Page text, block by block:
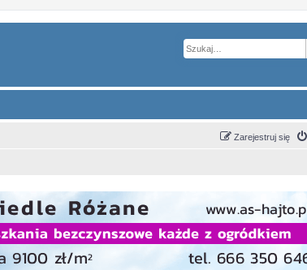
Zarejestruj się